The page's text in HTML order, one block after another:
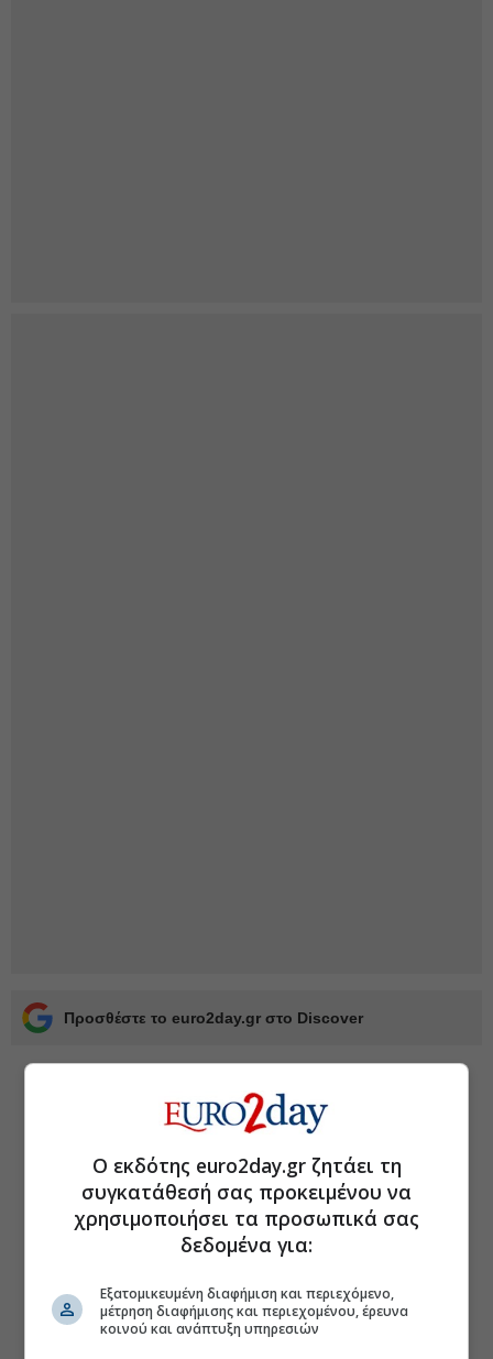
Προσθέστε το euro2day.gr στο Discover
Ο εκδότης euro2day.gr ζητάει τη
συγκατάθεσή σας προκειμένου να
χρησιμοποιήσει τα προσωπικά σας
δεδομένα για:
Εξατομικευμένη διαφήμιση και περιεχόμενο,
μέτρηση διαφήμισης και περιεχομένου, έρευνα
κοινού και ανάπτυξη υπηρεσιών